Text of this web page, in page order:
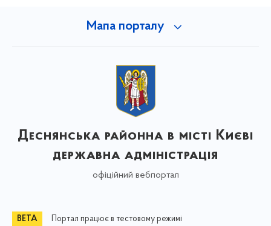
Мапа порталу
Деснянська районна в місті Києві
державна адміністрація
офіційний вебпортал
Портал працює в тестовому режимі